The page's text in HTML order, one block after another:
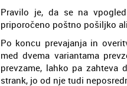
Pravilo je, da se na
priporočeno poštno pošiljko
Po koncu prevajanja in
med dvema variantama
prevzame, lahko pa zahteva
strank, jo od nje tudi